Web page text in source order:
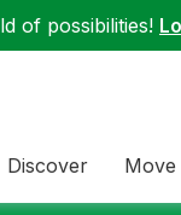
of possibilities!
Discover Move